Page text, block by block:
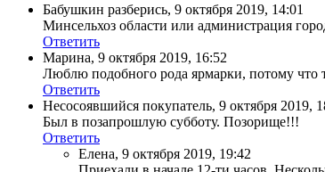
Бабушкин разберись, 9 октября 2019, 14:01
Минсельхоз области или администрация
Ответить
Марина, 9 октября 2019, 16:52
Люблю подобного рода ярмарки, потому что
Ответить
Несосоявшийся покупатель, 9 октября 2019,
Был в позапрошлую субботу. Позорище!!!
Ответить
Елена, 9 октября 2019, 19:42